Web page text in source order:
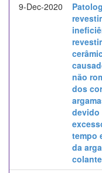
9-Dec-2020
não
dos
devido
tempo
da
colante